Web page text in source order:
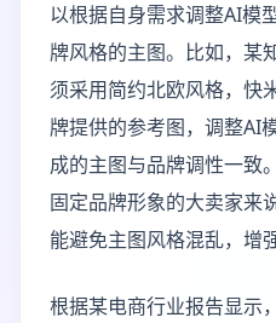
以根据自身需求调整AI模
牌风格的主图。比如，某
须采用简约北欧风格，快
牌提供的参考图，调整AI
成的主图与品牌调性一致
固定品牌形象的大卖家来
能避免主图风格混乱，增
根据某电商行业报告显示